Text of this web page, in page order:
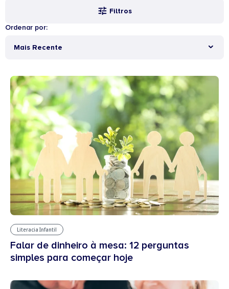
Filtros
Ordenar por:
Mais Recente
Literacia Infantil
Falar de dinheiro à mesa: 12 perguntas
simples para começar hoje